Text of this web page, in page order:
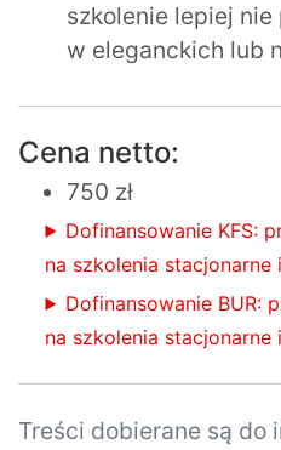
szkolenie lepiej
w eleganckich lub
Cena netto:
750 zł
Dofinansowanie KFS:
na szkolenia stacjonarne
Dofinansowanie BUR:
na szkolenia stacjonarne
Treści dobierane są do